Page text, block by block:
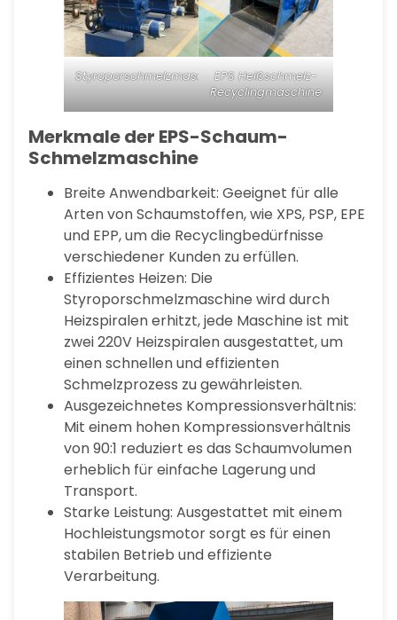
StyroporschmelzmaschineEPS Heißschmelz-
Recyclingmaschine
Merkmale der EPS-Schaum-
Schmelzmaschine
Breite Anwendbarkeit: Geeignet für alle
Arten von Schaumstoffen, wie XPS, PSP, EPE
und EPP, um die Recyclingbedürfnisse
verschiedener Kunden zu erfüllen.
Effizientes Heizen: Die
Styroporschmelzmaschine wird durch
Heizspiralen erhitzt, jede Maschine ist mit
zwei 220V Heizspiralen ausgestattet, um
einen schnellen und effizienten
Schmelzprozess zu gewährleisten.
Ausgezeichnetes Kompressionsverhältnis:
Mit einem hohen Kompressionsverhältnis
von 90:1 reduziert es das Schaumvolumen
erheblich für einfache Lagerung und
Transport.
Starke Leistung: Ausgestattet mit einem
Hochleistungsmotor sorgt es für einen
stabilen Betrieb und effiziente
Verarbeitung.